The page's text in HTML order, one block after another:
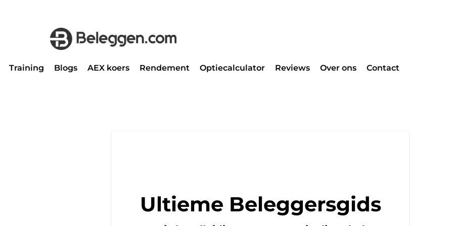
Training Blogs AEX koers Rendement Optiecalculator Reviews Over ons Contact
Ultieme Beleggersgids